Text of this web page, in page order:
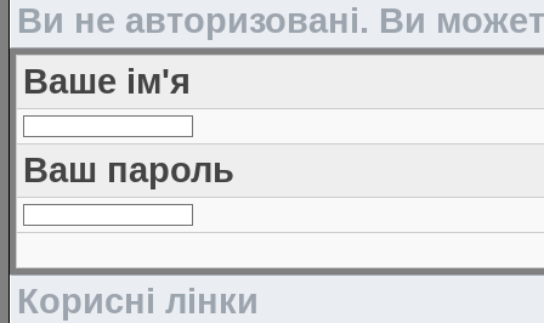
Ви не авторизовані. Ви
Ваше ім'я
Ваш пароль
Корисні лінки